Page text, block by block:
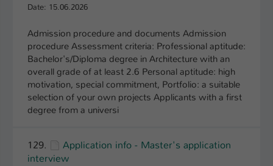
Date: 15.06.2026
Admission procedure and documents Admission
procedure Assessment criteria: Professional aptitude:
Bachelor's/Diploma degree in Architecture with an
overall grade of at least 2.6 Personal aptitude: high
motivation, special commitment, Portfolio: a suitable
selection of your own projects Applicants with a first
degree from a universi
129.
Application info - Master's application
interview